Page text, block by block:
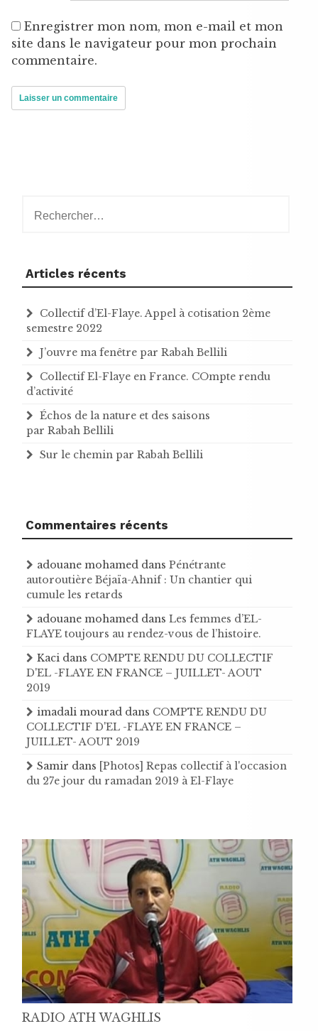
Enregistrer mon nom, mon e-mail et mon
site dans le navigateur pour mon prochain
commentaire.
Articles récents
Collectif d’El-Flaye. Appel à cotisation 2ème
semestre 2022
J’ouvre ma fenêtre par Rabah Bellili
Collectif El-Flaye en France. COmpte rendu
d’activité
Échos de la nature et des saisons
par Rabah Bellili
Sur le chemin par Rabah Bellili
Commentaires récents
adouane mohamed dans Pénétrante
autoroutière Béjaïa-Ahnif : Un chantier qui
cumule les retards
adouane mohamed dans Les femmes d’EL-
FLAYE toujours au rendez-vous de l’histoire .
Kaci dans COMPTE RENDU DU COLLECTIF
D'EL -FLAYE EN FRANCE – JUILLET- AOUT
2019
imadali mourad dans COMPTE RENDU DU
COLLECTIF D'EL -FLAYE EN FRANCE –
JUILLET- AOUT 2019
Samir dans [Photos] Repas collectif à l'occasion
du 27e jour du ramadan 2019 à El-Flaye
RADIO ATH WAGHLIS